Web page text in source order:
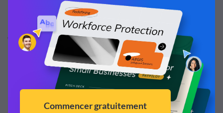
morceau de texte.
Dans l'ensemble, l'utilisation de Markup est simple, mais il
existe certaines limites, par exemple :
Il n'y a que trois polices disponibles.
Il n’y a aucun moyen d’ajouter de l’espace